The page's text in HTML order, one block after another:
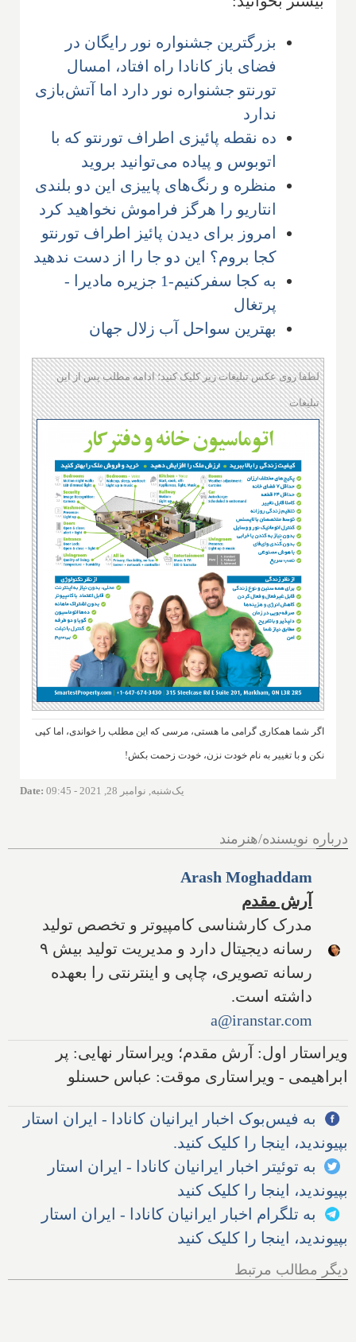
بزرگترین جشنواره نور رایگان در
فضای باز کانادا راه افتاد، امسال
تورنتو جشنواره نور دارد اما آتش‌بازی
ندارد
ده نقطه پائیزی اطراف تورنتو که با
اتوبوس و پیاده می‌توانید بروید
منظره و رنگ‌های پاییزی این دو بلندی
انتاریو را هرگز فراموش نخواهید کرد
امروز برای دیدن پائیز اطراف تورنتو
کجا بروم؟ این دو جا را از دست ندهید
به کجا سفرکنیم-1 جزیره مادیرا -
پرتغال
بهترین سواحل آب زلال جهان
لطفا روی عکس تبلیغات زیر کلیک کنید؛ ادامه مطلب پس از این
تبلیغات
اگر شما همکاری گرامی ما هستی، مرسی که این مطلب را خواندی، اما کپی
نکن و با تغییر به نام خودت نزن، خودت زحمت بکش!
Date: یک‌شنبه, نوامبر 28, 2021 - 09:45
درباره نویسنده/هنرمند
Arash Moghaddam
آرش مقدم
مدرک کارشناسی کامپیوتر و تخصص تولید
رسانه دیجیتال دارد و مدیریت تولید بیش ۹
رسانه تصویری، چاپی و اینترنتی را بعهده
داشته است.
a@iranstar.com
ویراستار اول: آرش مقدم؛ ویراستار نهایی: پر
ابراهیمی - ویراستاری موقت: عباس حسنلو
به فیس‌بوک اخبار ایرانیان کانادا - ایران استار
بپیوندید، اینجا را کلیک کنید.
به توئیتر اخبار ایرانیان کانادا - ایران استار
بپیوندید، اینجا را کلیک کنید
به تلگرام اخبار ایرانیان کانادا - ایران استار
بپیوندید، اینجا را کلیک کنید
دیگر مطالب مرتبط